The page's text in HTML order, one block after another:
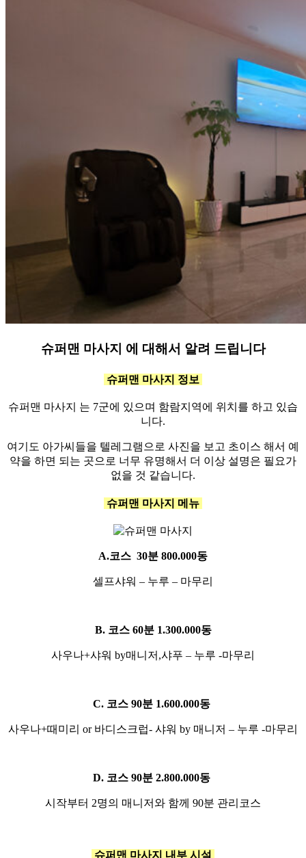
슈퍼맨 마사지 에 대해서 알려 드립니다
슈퍼맨 마사지 정보
슈퍼맨 마사지 는 7군에 있으며 함람지역에 위치를 하고 있습
니다.
여기도 아가씨들을 텔레그램으로 사진을 보고 초이스 해서 예
약을 하면 되는 곳으로 너무 유명해서 더 이상 설명은 필요가
없을 것 같습니다.
슈퍼맨 마사지 메뉴
A.코스 30분 800.000동
셀프샤워 – 누루 – 마무리
B. 코스 60분 1.300.000동
사우나+샤워 by매니저,샤푸 – 누루 -마무리
C. 코스 90분 1.600.000동
사우나+때미리 or 바디스크럽- 샤워 by 매니저 – 누루 -마무리
D. 코스 90분 2.800.000동
시작부터 2명의 매니저와 함께 90분 관리코스
슈퍼맨 마사지 내부 시설